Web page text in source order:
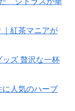
｜紅茶マニアが
ズ 贅沢な一杯
に人気のハーブ